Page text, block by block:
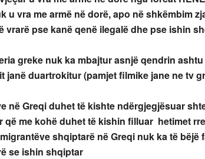
u vra me armë në dorë, apo në shkëmbim
vrarë pse kanë qenë ilegalë dhe pse ishin
greke nuk ka mbajtur asnjë qendrin
janë duartrokitur (pamjet filmike jane ne tv
në Greqi duhet të kishte ndërgjegjësuar
që me kohë duhet të kishin filluar hetimet
shqiptarë në Greqi nuk ka të
se ishin shqiptar